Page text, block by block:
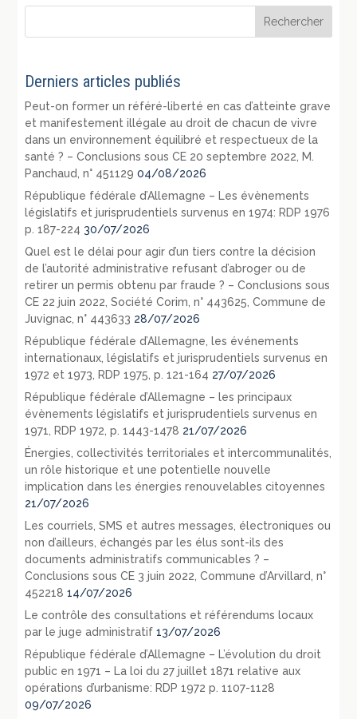
Derniers articles publiés
Peut-on former un référé-liberté en cas d’atteinte grave
et manifestement illégale au droit de chacun de vivre
dans un environnement équilibré et respectueux de la
santé ? – Conclusions sous CE 20 septembre 2022, M.
Panchaud, n° 451129 04/08/2026
République fédérale d’Allemagne – Les évènements
législatifs et jurisprudentiels survenus en 1974: RDP 1976
p. 187-224 30/07/2026
Quel est le délai pour agir d’un tiers contre la décision
de l’autorité administrative refusant d’abroger ou de
retirer un permis obtenu par fraude ? – Conclusions sous
CE 22 juin 2022, Société Corim, n° 443625, Commune de
Juvignac, n° 443633 28/07/2026
République fédérale d’Allemagne, les événements
internationaux, législatifs et jurisprudentiels survenus en
1972 et 1973, RDP 1975, p. 121-164 27/07/2026
République fédérale d’Allemagne – les principaux
évènements législatifs et jurisprudentiels survenus en
1971, RDP 1972, p. 1443-1478 21/07/2026
Énergies, collectivités territoriales et intercommunalités,
un rôle historique et une potentielle nouvelle
implication dans les énergies renouvelables citoyennes
21/07/2026
Les courriels, SMS et autres messages, électroniques ou
non d’ailleurs, échangés par les élus sont-ils des
documents administratifs communicables ? –
Conclusions sous CE 3 juin 2022, Commune d’Arvillard, n°
452218 14/07/2026
Le contrôle des consultations et référendums locaux
par le juge administratif 13/07/2026
République fédérale d’Allemagne – L’évolution du droit
public en 1971 – La loi du 27 juillet 1871 relative aux
opérations d’urbanisme: RDP 1972 p. 1107-1128
09/07/2026